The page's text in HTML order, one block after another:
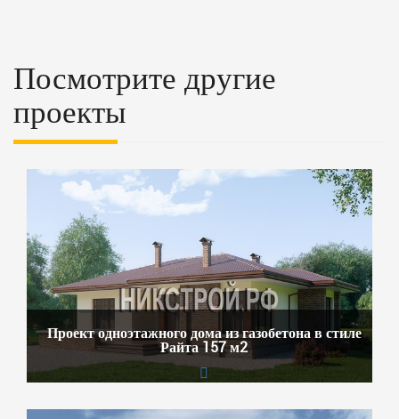
Посмотрите другие
проекты
Проект одноэтажного дома из газобетона в стиле
Райта 157 м2